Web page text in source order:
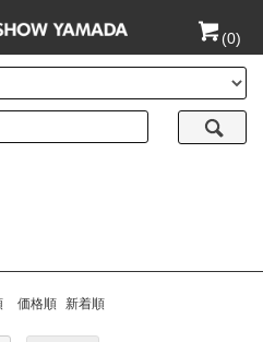
(0)
価格順 新着順